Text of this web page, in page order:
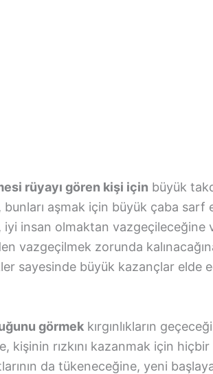
rüyayı gören kişi için büyük
aşmak için büyük çaba sarf
insan olmaktan vazgeçileceğine
vazgeçilmek zorunda
sayesinde büyük kazançlar elde
görmek kırgınlıkların
kişinin rızkını kazanmak için hiçbir
da tükeneceğine, yeni